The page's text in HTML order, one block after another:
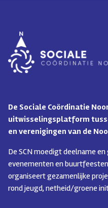
De Sociale Coördinatie
uitwisselingsplatform
en verenigingen van de
De SCN moedigt deelname
evenementen en
organiseert gezamenlijke
rond jeugd, netheid/groene